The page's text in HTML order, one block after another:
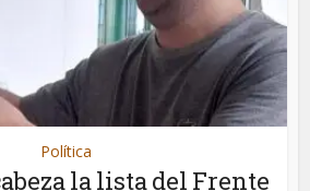
Política
la lista del Frente